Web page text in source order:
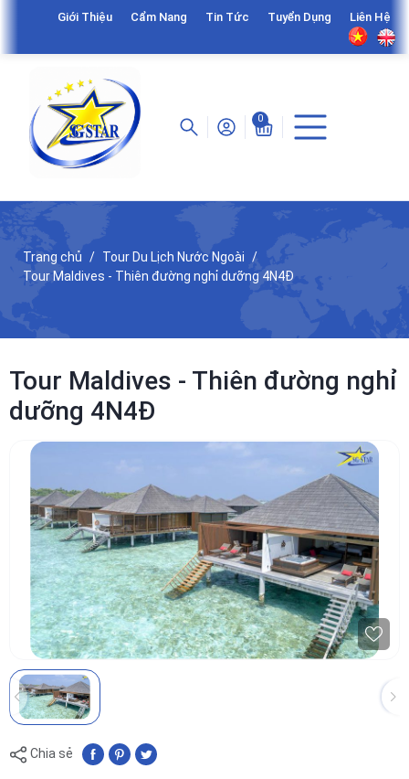
Giới Thiệu Cẩm Nang Tin Tức Tuyển Dụng Liên Hệ
0
Trang chủ
Tour Du Lịch Nước Ngoài
Tour Maldives - Thiên đường nghỉ dưỡng 4N4Đ
Tour Maldives - Thiên đường nghỉ
dưỡng 4N4Đ
Chia sẻ